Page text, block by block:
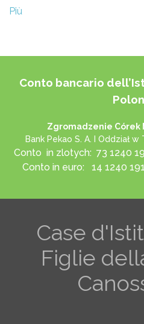
Più
Conto bancario
Zgromadzenie Córek
Bank Pekao S. A. I Oddział
Conto in zlotych: 73 1240
Conto in euro: 14 1240
Case
Figlie